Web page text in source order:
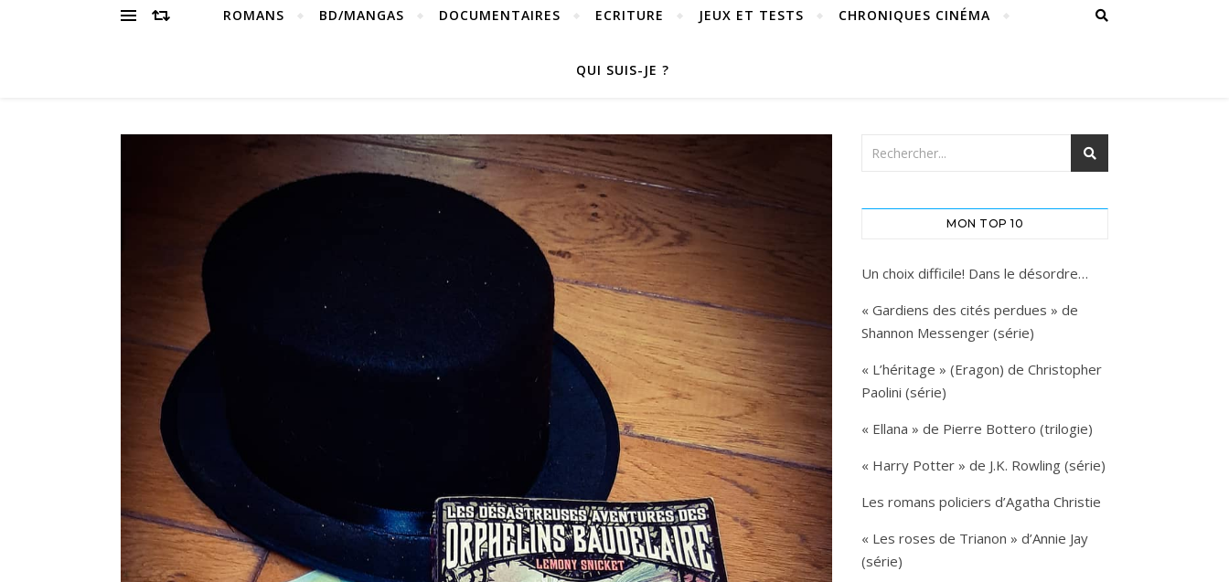
ROMANS BD/MANGAS DOCUMENTAIRES ECRITURE JEUX ET TESTS CHRONIQUES CINÉMA
QUI SUIS-JE ?
MON TOP 10
Un choix difficile! Dans le désordre…
« Gardiens des cités perdues » de
Shannon Messenger (série)
« L’héritage » (Eragon) de Christopher
Paolini (série)
« Ellana » de Pierre Bottero (trilogie)
« Harry Potter » de J.K. Rowling (série)
Les romans policiers d’Agatha Christie
« Les roses de Trianon » d’Annie Jay
(série)